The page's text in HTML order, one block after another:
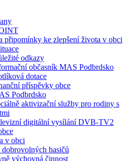
připomínky ke zlepšení života v obci
odkazy
občasník MAS Podbrdsko
dotace
příspěvky obce
Podbrdsko
aktivizační služby pro rodiny s
digitální vysílání DVB-TV2
v obci
dobrovolných hasičů
výchovná činnost